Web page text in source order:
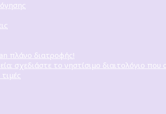
πλάνο διατροφής!
σχεδιάστε το νηστίσιμο διαιτολόγιο που